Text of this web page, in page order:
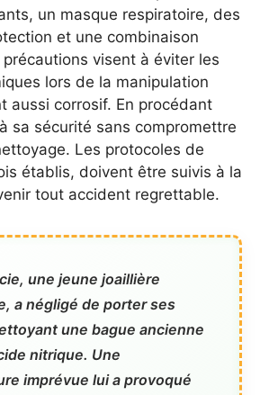
un masque respiratoire, des
et une combinaison
visent à éviter les
lors de la manipulation
aussi corrosif. En procédant
sa sécurité sans compromettre
Les protocoles de
établis, doivent être suivis à la
tout accident regrettable.
une jeune joaillière
a négligé de porter ses
une bague ancienne
nitrique. Une
imprévue lui a provoqué